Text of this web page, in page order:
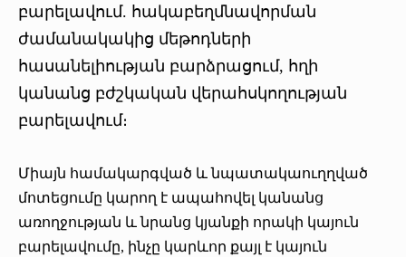
բարելավում. հակաբեղմնավորման
ժամանակակից մեթոդների
հասանելիության բարձրացում, հղի
կանանց բժշկական վերահսկողության
բարելավում։
Միայն համակարգված և նպատակաուղղված
մոտեցումը կարող է ապահովել կանանց
առողջության և նրանց կյանքի որակի կայուն
բարելավումը, ինչը կարևոր քայլ է կայուն